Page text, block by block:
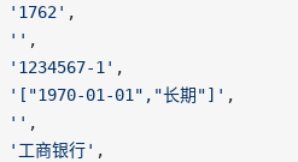
'1762' ,
'' ,
'1234567-1' ,
'["1970-01-01","长期"]' ,
'' ,
'工商银行' ,